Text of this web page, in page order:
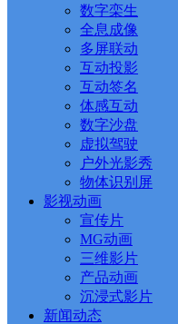
数字栾生
全息成像
多屏联动
互动投影
互动签名
体感互动
数字沙盘
虚拟驾驶
户外光影秀
物体识别屏
影视动画
宣传片
MG动画
三维影片
产品动画
沉浸式影片
新闻动态